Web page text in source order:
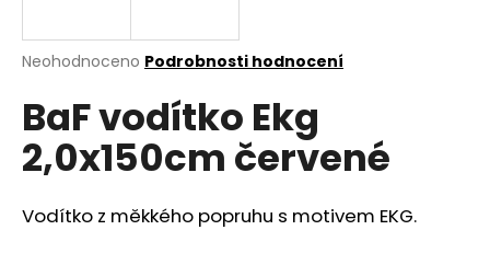
Průměrné
produktu
je
0,0
z
hvězdiček.
Neohodnoceno Podrobnosti hodnocení
BaF vodítko Ekg
2,0x150cm červené
Vodítko z měkkého popruhu s motivem EKG.
j
t
?